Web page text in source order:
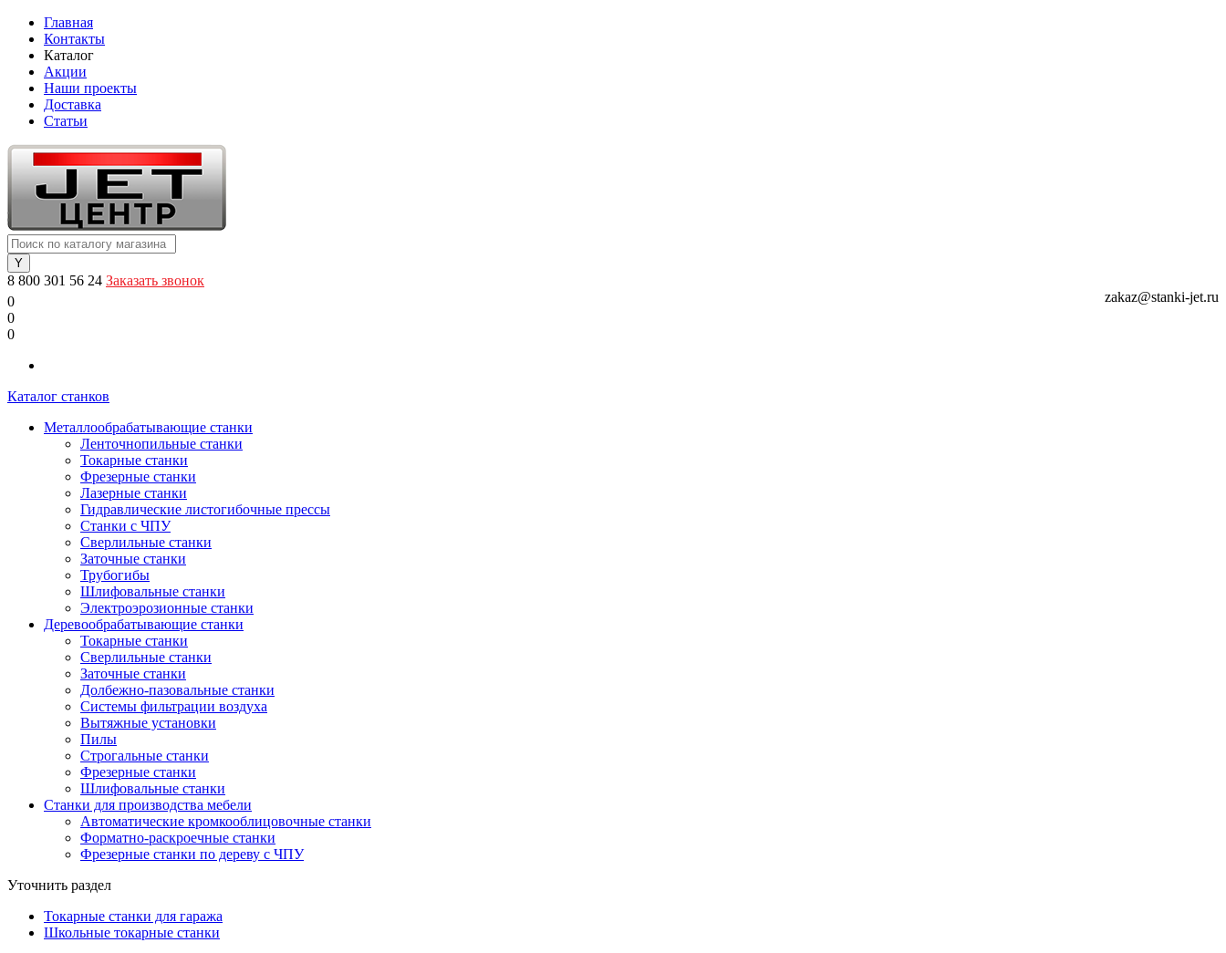
Главная
Контакты
Каталог
Акции
Наши проекты
Доставка
Статьи
8 800 301 56 24 Заказать звонок
zakaz@stanki-jet.ru
0
0
0
Каталог станков
Металлообрабатывающие станки
Ленточнопильные станки
Токарные станки
Фрезерные станки
Лазерные станки
Гидравлические листогибочные прессы
Станки с ЧПУ
Сверлильные станки
Заточные станки
Трубогибы
Шлифовальные станки
Электроэрозионные станки
Деревообрабатывающие станки
Токарные станки
Сверлильные станки
Заточные станки
Долбежно-пазовальные станки
Системы фильтрации воздуха
Вытяжные установки
Пилы
Строгальные станки
Фрезерные станки
Шлифовальные станки
Станки для производства мебели
Автоматические кромкооблицовочные станки
Форматно-раскроечные станки
Фрезерные станки по дереву с ЧПУ
Уточнить раздел
Токарные станки для гаража
Школьные токарные станки